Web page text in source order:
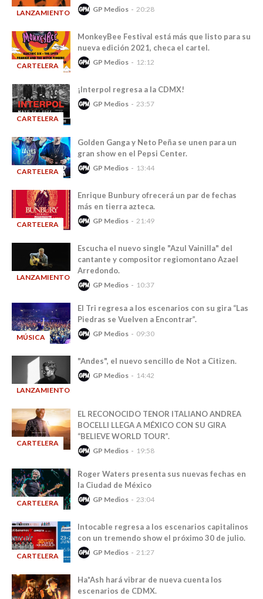
LANZAMIENTOS GP Medios 20:28
CARTELERA
MonkeyBee Festival está más que listo para su
nueva edición 2021, checa el cartel.
GP Medios 12:12
CARTELERA
¡Interpol regresa a la CDMX!
GP Medios 23:57
CARTELERA
Golden Ganga y Neto Peña se unen para un
gran show en el Pepsi Center.
GP Medios 13:44
CARTELERA
Enrique Bunbury ofrecerá un par de fechas
más en tierra azteca.
GP Medios 21:49
LANZAMIENTOS
Escucha el nuevo single "Azul Vainilla" del
cantante y compositor regiomontano Azael
Arredondo.
GP Medios 10:37
MÚSICA
El Tri regresa a los escenarios con su gira “Las
Piedras se Vuelven a Encontrar”.
GP Medios 09:30
LANZAMIENTOS
"Andes", el nuevo sencillo de Not a Citizen.
GP Medios 14:42
CARTELERA
EL RECONOCIDO TENOR ITALIANO ANDREA
BOCELLI LLEGA A MÉXICO CON SU GIRA
“BELIEVE WORLD TOUR”.
GP Medios 19:58
CARTELERA
Roger Waters presenta sus nuevas fechas en
la Ciudad de México
GP Medios 23:04
CARTELERA
Intocable regresa a los escenarios capitalinos
con un tremendo show el próximo 30 de julio.
GP Medios 21:27
Ha*Ash hará vibrar de nueva cuenta los
escenarios de CDMX.